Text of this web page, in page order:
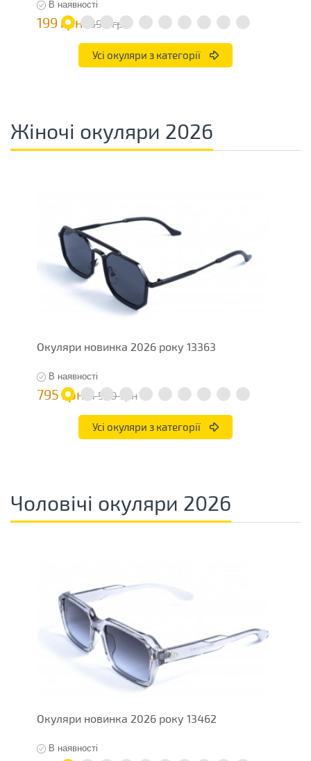
В наявності
199 грн 398 грн
Усі окуляри з категорії
Жіночі окуляри 2026
Окуляри новинка 2026 року 13363
В наявності
795 грн 1 590 грн
Усі окуляри з категорії
Чоловічі окуляри 2026
Окуляри новинка 2026 року 13462
В наявності